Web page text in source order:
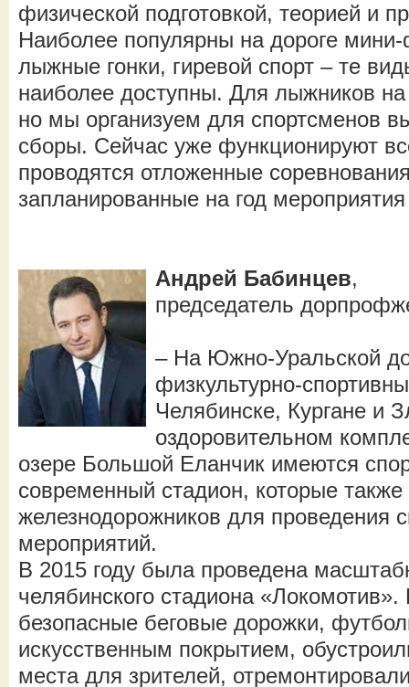
физической подготовкой, теорией и
Наиболее популярны на дороге
лыжные гонки, гиревой спорт – те
наиболее доступны. Для лыжников на
но мы организуем для спортсменов
сборы. Сейчас уже функционируют
проводятся отложенные
запланированные на год мероприятия
Андрей Бабинцев,
председатель
– На Южно-Уральской
физкультурно-
Челябинске, Кургане и
оздоровительном
озере Большой Еланчик имеются
современный стадион, которые
железнодорожников для проведения
мероприятий.
В 2015 году была проведена
челябинского стадиона
безопасные беговые дорожки,
искусственным покрытием,
места для зрителей,